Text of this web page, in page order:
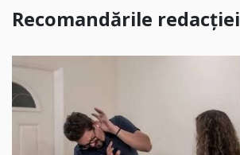
Recomandările redacției